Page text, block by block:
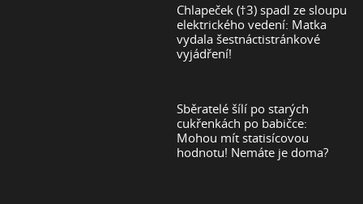
Chlapeček (†3) spadl ze sloupu
elektrického vedení: Matka
vydala šestnáctistránkové
vyjádření!
Sběratelé šílí po starých
cukřenkách po babičce:
Mohou mít statisícovou
hodnotu! Nemáte je doma?